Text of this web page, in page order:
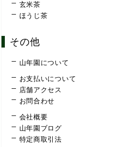
玄米茶
ほうじ茶
その他
山年園について
お支払いについて
店舗アクセス
お問合わせ
会社概要
山年園ブログ
特定商取引法